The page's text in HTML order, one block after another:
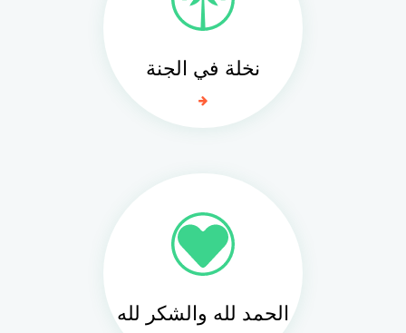
نخلة في الجنة
الحمد لله والشكر لله